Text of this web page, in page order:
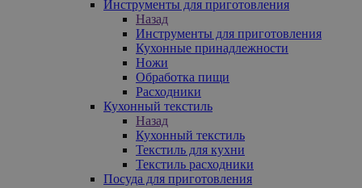
Инструменты для приготовления
Назад
Инструменты для приготовления
Кухонные принадлежности
Ножи
Обработка пищи
Расходники
Кухонный текстиль
Назад
Кухонный текстиль
Текстиль для кухни
Текстиль расходники
Посуда для приготовления